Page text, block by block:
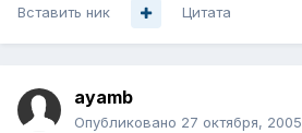
Вставить ник Цитата
ayamb
Опубликовано 27 октября, 2005